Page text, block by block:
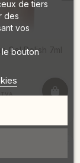
Gel Polish 7ml
de tiers
des
vos
bouton